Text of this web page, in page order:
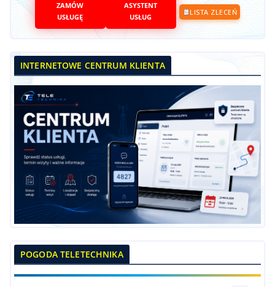
ZAMÓW
USŁUGĘ
ASYSTENT
USŁUG
LISTA ZLECEŃ
INTERNETOWE CENTRUM KLIENTA
POGODA TELETECHNIKA